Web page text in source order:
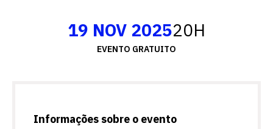
19 NOV 202520H
EVENTO GRATUITO
Informações sobre o evento